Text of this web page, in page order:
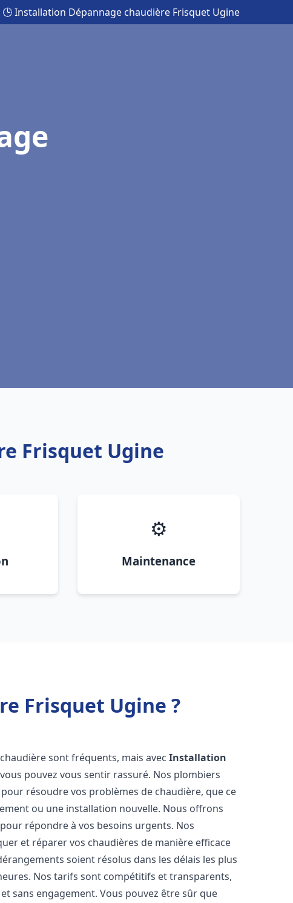
🕒 Installation Dépannage chaudière Frisquet Ugine
Frisquet Ugine
⚙️
Maintenance
Frisquet Ugine ?
sont fréquents, mais avecInstallation
pouvez vous sentir rassuré. Nos plombiers
résoudre vos problèmes de chaudière, que ce
ou une installation nouvelle. Nous offrons
répondre à vos besoins urgents. Nos
et réparer vos chaudières de manière efficace
soient résolus dans les délais les plus
Nos tarifs sont compétitifs et transparents,
sans engagement. Vous pouvez être sûr que